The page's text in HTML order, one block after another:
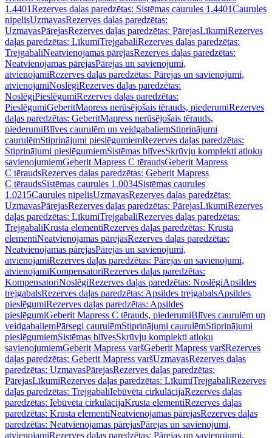
1.4401Rezerves daļas paredzētas: Sistēmas caurules 1.4401Caurules
nipelisUzmavasRezerves daļas paredzētas:
UzmavasPārejasRezerves daļas paredzētas: PārejasLīkumiRezerves
daļas paredzētas: LīkumiTrejgabaliRezerves daļas paredzētas:
TrejgabaliNeatvienojamas pārejasRezerves daļas paredzētas:
Neatvienojamas pārejasPārejas un savienojumi,
atvienojamiRezerves daļas paredzētas: Pārejas un savienojumi,
atvienojamiNoslēgiRezerves daļas paredzētas:
NoslēgiPieslēgumiRezerves daļas paredzētas:
PieslēgumiGeberitMapress nerūsējošais tērauds, piederumiRezerves
daļas paredzētas: GeberitMapress nerūsējošais tērauds,
piederumiBlīves caurulēm un veidgabaliemStiprinājumi
caurulēmStiprinājumi pieslēgumiemRezerves daļas paredzētas:
Stiprinājumi pieslēgumiemSistēmas blīvesSkrūvju komplekti atloku
savienojumiemGeberit Mapress C tēraudsGeberit Mapress
C tēraudsRezerves daļas paredzētas: Geberit Mapress
C tēraudsSistēmas caurules 1.0034Sistēmas caurules
1.0215Caurules nipelisUzmavasRezerves daļas paredzētas:
UzmavasPārejasRezerves daļas paredzētas: PārejasLīkumiRezerves
daļas paredzētas: LīkumiTrejgabaliRezerves daļas paredzētas:
TrejgabaliKrusta elementiRezerves daļas paredzētas: Krusta
elementiNeatvienojamas pārejasRezerves daļas paredzētas:
Neatvienojamas pārejasPārejas un savienojumi,
atvienojamiRezerves daļas paredzētas: Pārejas un savienojumi,
atvienojamiKompensatoriRezerves daļas paredzētas:
KompensatoriNoslēgiRezerves daļas paredzētas: NoslēgiApsildes
trejgabalsRezerves daļas paredzētas: Apsildes trejgabalsApsildes
pieslēgumiRezerves daļas paredzētas: Apsildes
pieslēgumiGeberit Mapress C tērauds, piederumiBlīves caurulēm un
veidgabaliemPārsegi caurulēmStiprinājumi caurulēmStiprinājumi
pieslēgumiemSistēmas blīvesSkrūvju komplekti atloku
savienojumiemGeberit Mapress varšGeberit Mapress varšRezerves
daļas paredzētas: Geberit Mapress varšUzmavasRezerves daļas
paredzētas: UzmavasPārejasRezerves daļas paredzētas:
PārejasLīkumiRezerves daļas paredzētas: LīkumiTrejgabaliRezerves
daļas paredzētas: TrejgabaliIebūvēta cirkulācijaRezerves daļas
paredzētas: Iebūvēta cirkulācijaKrusta elementiRezerves daļas
paredzētas: Krusta elementiNeatvienojamas pārejasRezerves daļas
paredzētas: Neatvienojamas pārejasPārejas un savienojumi,
atvienojamiRezerves daļas paredzētas: Pārejas un savienojumi,